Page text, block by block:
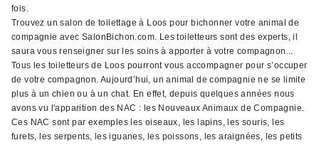
fois.
Trouvez un salon de toilettage à Loos pour bichonner votre animal de
compagnie avec SalonBichon.com. Les toiletteurs sont des experts, il
saura vous renseigner sur les soins à apporter à votre compagnon...
Tous les toiletteurs de Loos pourront vous accompagner pour s’occuper
de votre compagnon. Aujourd’hui, un animal de compagnie ne se limite
plus à un chien ou à un chat. En effet, depuis quelques années nous
avons vu l'apparition des NAC : les Nouveaux Animaux de Compagnie.
Ces NAC sont par exemples les oiseaux, les lapins, les souris, les
furets, les serpents, les iguanes, les poissons, les araignées, les petits